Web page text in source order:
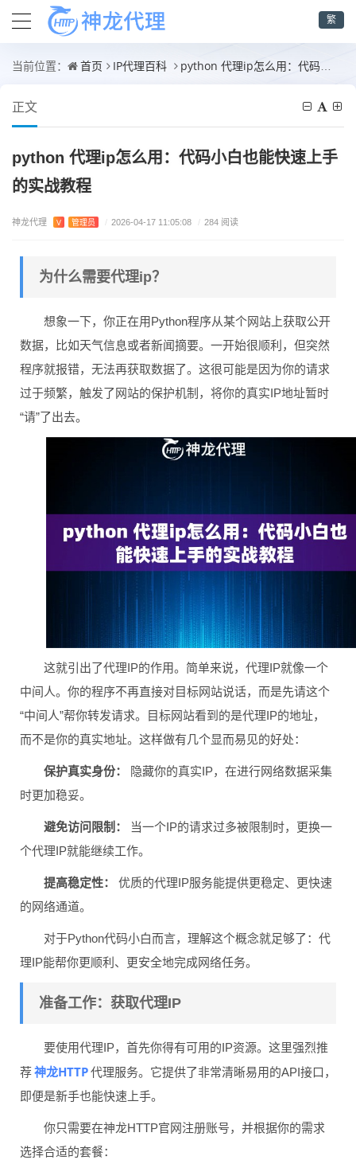
繁
当前位置： 首页 IP代理百科 python 代理ip怎么用：代码小白也能快速上手的实战教程
正文
python 代理ip怎么用：代码小白也能快速上手
的实战教程
神龙代理 V 管理员 / 2026-04-17 11:05:08 / 284 阅读
为什么需要代理ip？
想象一下，你正在用Python程序从某个网站上获取公开
数据，比如天气信息或者新闻摘要。一开始很顺利，但突然
程序就报错，无法再获取数据了。这很可能是因为你的请求
过于频繁，触发了网站的保护机制，将你的真实IP地址暂时
“请”了出去。
这就引出了代理IP的作用。简单来说，代理IP就像一个
中间人。你的程序不再直接对目标网站说话，而是先请这个
“中间人”帮你转发请求。目标网站看到的是代理IP的地址，
而不是你的真实地址。这样做有几个显而易见的好处：
保护真实身份：
隐藏你的真实IP，在进行网络数据采集
时更加稳妥。
避免访问限制：
当一个IP的请求过多被限制时，更换一
个代理IP就能继续工作。
提高稳定性：
优质的代理IP服务能提供更稳定、更快速
的网络通道。
对于Python代码小白而言，理解这个概念就足够了：代
理IP能帮你更顺利、更安全地完成网络任务。
准备工作：获取代理IP
要使用代理IP，首先你得有可用的IP资源。这里强烈推
荐神龙HTTP代理服务。它提供了非常清晰易用的API接口，
即便是新手也能快速上手。
你只需要在神龙HTTP官网注册账号，并根据你的需求
选择合适的套餐：